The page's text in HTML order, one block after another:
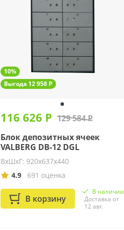
10%
Выгода 12 958 Р
116 626 Р 129 584 Р
Блок депозитных ячеек
VALBERG DB-12 DGL
ВхШхГ: 920х637х440
4.9
691 оценка
В корзину
В наличии
Доставка от
12 авг.